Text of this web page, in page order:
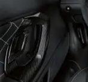
s
e
l
é